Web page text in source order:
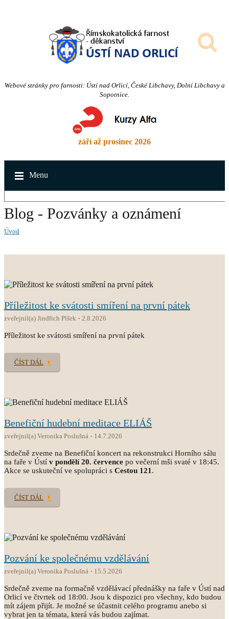
Webové stránky pro farnosti: Ústí nad Orlicí, České Libchavy, Dolní Libchavy a
Sopotnice.
září až prosinec 2026
Menu
Blog - Pozvánky a oznámení
Úvod
Příležitost ke svátosti smíření na první pátek
zveřejnil(a) Jindřich Plšek 2.8.2026
Příležitost ke svátosti smíření na první pátek
ČÍST DÁL
Benefiční hudební meditace ELIÁŠ
zveřejnil(a) Veronika Poslušná 14.7.2026
Srdečně zveme na Benefiční koncert na rekonstrukci Horního sálu
na faře v Ústí v pondělí 20. července po večerní mši svaté v 18:45.
Akce se uskuteční ve spolupráci s Cestou 121 .
ČÍST DÁL
Pozvání ke společnému vzdělávání
zveřejnil(a) Veronika Poslušná 15.5.2026
Srdečně zveme na formačně vzdělávací přednášky na faře v Ústí nad
Orlicí ve čtvrtek od 18:00. Jsou k dispozici pro všechny, kdo budou
mít zájem přijít. Je možné se účastnit celého programu anebo si
vybrat jen ta témata, která vás budou zajímat.